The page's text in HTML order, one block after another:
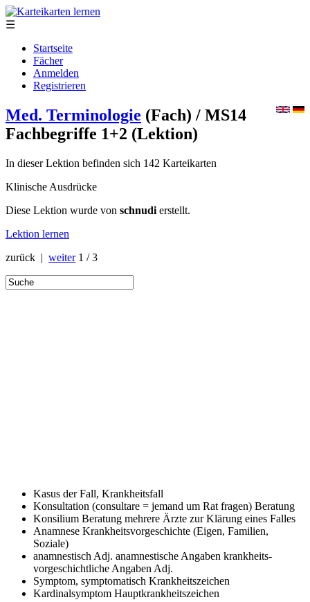
☰
Startseite
Fächer
Anmelden
Registrieren
Med. Terminologie (Fach) / MS14
Fachbegriffe 1+2 (Lektion)
In dieser Lektion befinden sich 142 Karteikarten
Klinische Ausdrücke
Diese Lektion wurde von schnudi erstellt.
Lektion lernen
zurück | weiter 1 / 3
Kasus der Fall, Krankheitsfall
Konsultation (consultare = jemand um Rat fragen) Beratung
Konsilium Beratung mehrere Ärzte zur Klärung eines Falles
Anamnese Krankheitsvorgeschichte (Eigen, Familien,
Soziale)
anamnestisch Adj. anamnestische Angaben krankheits-
vorgeschichtliche Angaben Adj.
Symptom, symptomatisch Krankheitszeichen
Kardinalsymptom Hauptkrankheitszeichen